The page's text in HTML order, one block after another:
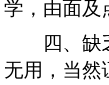
学，由面及
四、缺乏
无用，当然